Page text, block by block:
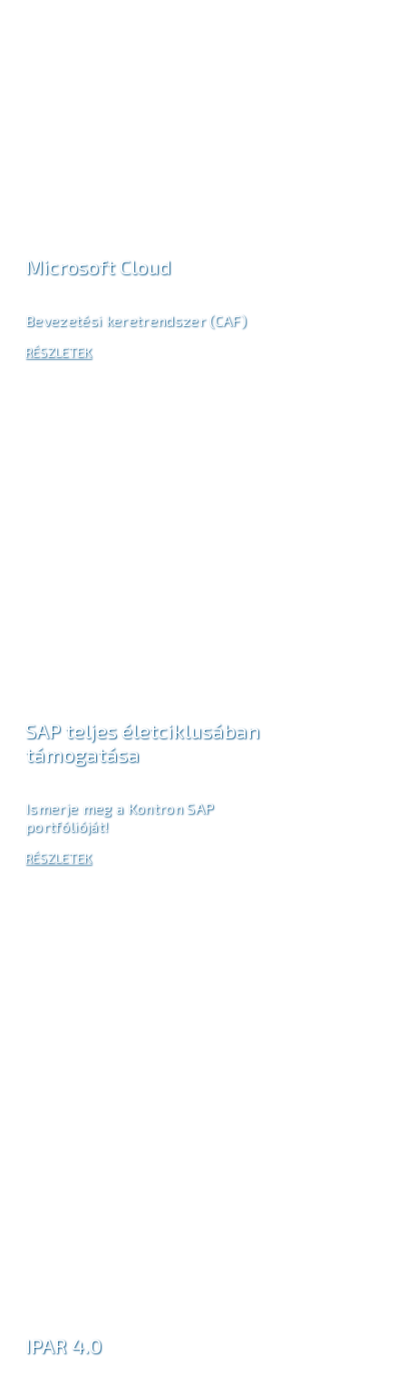
Microsoft Cloud
Bevezetési keretrendszer (CAF)
RÉSZLETEK
SAP teljes életciklusában
támogatása
Ismerje meg a Kontron SAP
portfólióját!
RÉSZLETEK
IPAR 4.0